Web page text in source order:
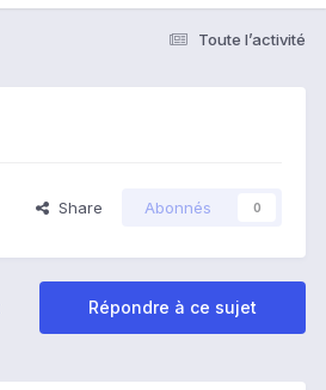
Toute l’activité
Share Abonnés 0
Répondre à ce sujet